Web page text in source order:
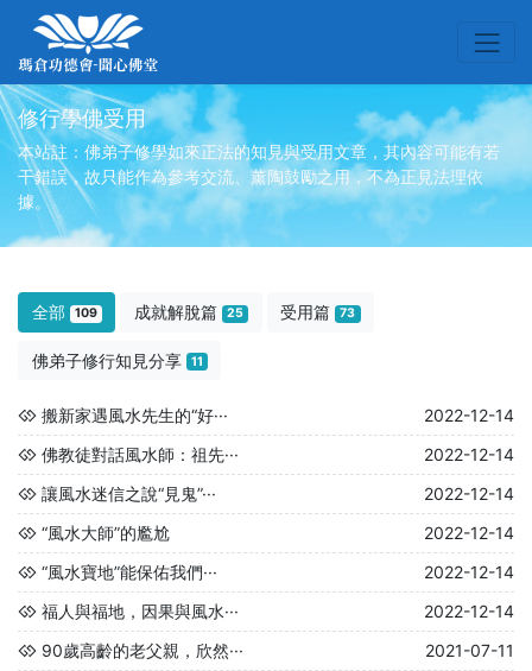
修行學佛受用
本站註：佛弟子修學如來正法的知見與受用文章，其內容可能有若
干錯誤，故只能作為參考交流、薰陶鼓勵之用，不為正見法理依
據。
全部 109 成就解脫篇 25 受用篇 73
佛弟子修行知見分享 11
搬新家遇風水先生的“好···
2022-12-14
佛教徒對話風水師：祖先···
2022-12-14
讓風水迷信之說“見鬼”···
2022-12-14
“風水大師”的尷尬
2022-12-14
“風水寶地”能保佑我們···
2022-12-14
福人與福地，因果與風水···
2022-12-14
90歲高齡的老父親，欣然···
2021-07-11